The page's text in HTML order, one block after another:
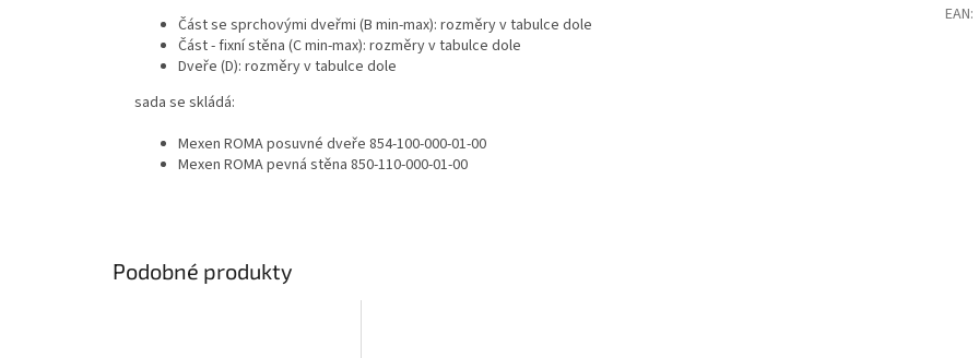
Část se sprchovými dveřmi (B min-max): rozměry v tabulce dole
Část - fixní stěna (C min-max): rozměry v tabulce dole
Dveře (D): rozměry v tabulce dole
sada se skládá:
Mexen ROMA posuvné dveře 854-100-000-01-00
Mexen ROMA pevná stěna 850-110-000-01-00
EAN:
Podobné produkty